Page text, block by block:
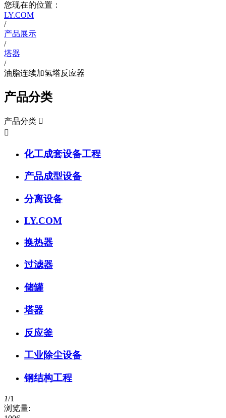
您现在的位置：
LY.COM
/
产品展示
/
塔器
/
油脂连续加氢塔反应器
产品分类
产品分类 

化工成套设备工程
产品成型设备
分离设备
LY.COM
换热器
过滤器
储罐
塔器
反应釜
工业除尘设备
钢结构工程
1/1
浏览量: